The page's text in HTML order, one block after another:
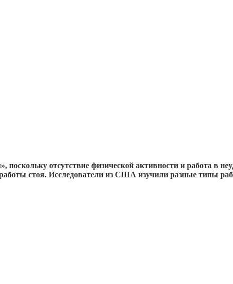
отсутствие физической активности и работа в
стоя. Исследователи из США изучили разные типы